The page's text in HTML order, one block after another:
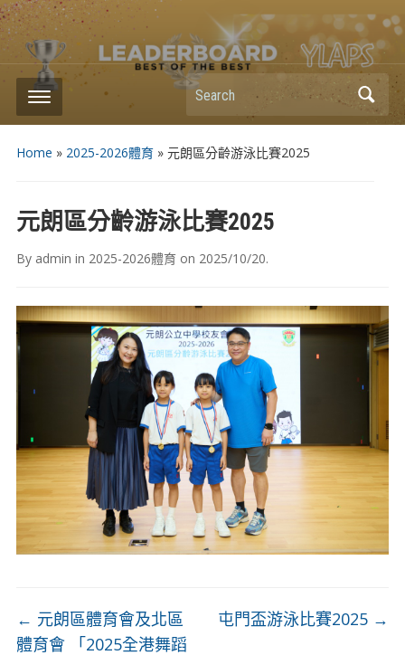
Search
Home » 2025-2026體育» 元朗區分齡游泳比賽2025
元朗區分齡游泳比賽2025
By admin in 2025-2026體育on 2025/10/20.
← 元朗區體育會及北區
體育會 「2025全港舞蹈
屯門盃游泳比賽2025 →